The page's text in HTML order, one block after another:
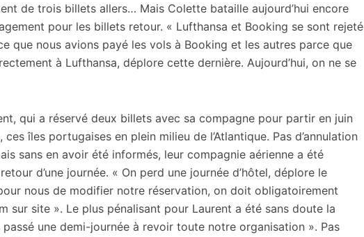
de trois billets allers… Mais Colette bataille aujourd’hui encore
pour les billets retour. « Lufthansa et Booking se sont rejeté
que nous avions payé les vols à Booking et les autres parce que
à Lufthansa, déplore cette dernière. Aujourd’hui, on ne se
qui a réservé deux billets avec sa compagne pour partir en juin
îles portugaises en plein milieu de l’Atlantique. Pas d’annulation
sans en avoir été informés, leur compagnie aérienne a été
d’une journée. « On perd une journée d’hôtel, déplore le
nous de modifier notre réservation, on doit obligatoirement
sur site ». Le plus pénalisant pour Laurent a été sans doute la
une demi-journée à revoir toute notre organisation ». Pas